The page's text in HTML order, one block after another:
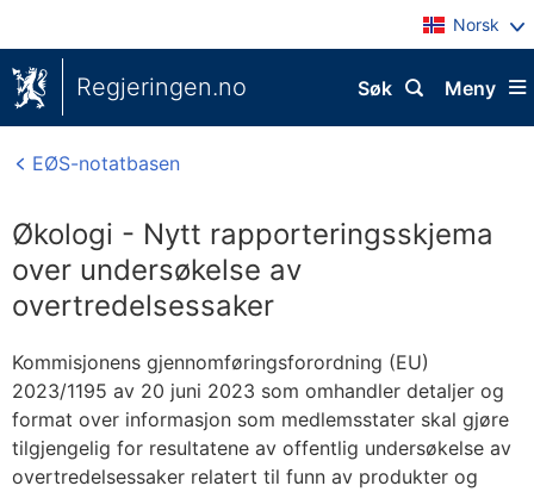
Norsk
Regjeringen.no Meny
Søk
EØS-notatbasen
Økologi - Nytt rapporteringsskjema
over undersøkelse av
overtredelsessaker
Kommisjonens gjennomføringsforordning (EU)
2023/1195 av 20 juni 2023 som omhandler detaljer og
format over informasjon som medlemsstater skal gjøre
tilgjengelig for resultatene av offentlig undersøkelse av
overtredelsessaker relatert til funn av produkter og